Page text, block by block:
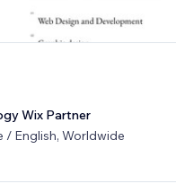
Wix Partner